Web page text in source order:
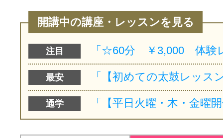
開講中の講座・レッスンを見る
注目
最安
通学